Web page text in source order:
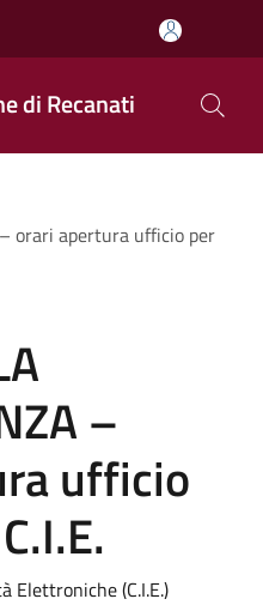
di Recanati
– orari apertura ufficio per
–
ufficio
Elettroniche (C.I.E.)